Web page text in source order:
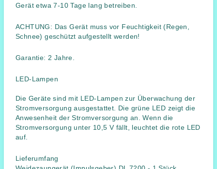
Gerät etwa 7-10 Tage lang betreiben.
ACHTUNG: Das Gerät muss vor Feuchtigkeit (Regen,
Schnee) geschützt aufgestellt werden!
Garantie: 2 Jahre.
LED-Lampen
Die Geräte sind mit LED-Lampen zur Überwachung der
Stromversorgung ausgestattet. Die grüne LED zeigt die
Anwesenheit der Stromversorgung an. Wenn die
Stromversorgung unter 10,5 V fällt, leuchtet die rote LED
auf.
Lieferumfang